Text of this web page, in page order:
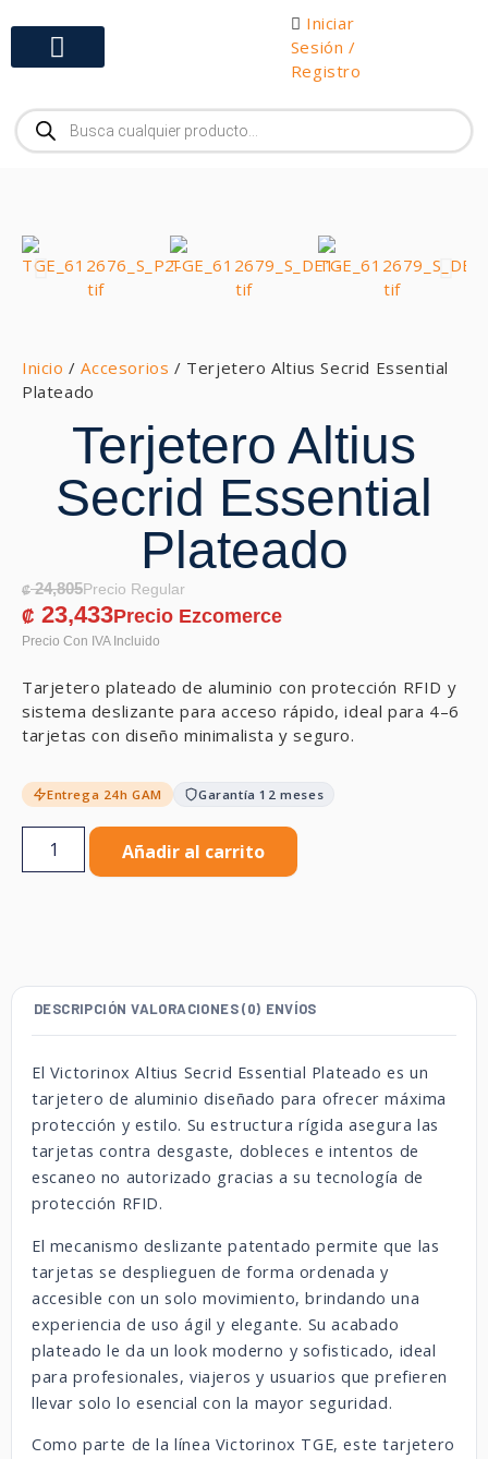
Iniciar
Sesión /
Registro
Inicio /Accesorios / Terjetero Altius Secrid Essential
Plateado
Terjetero Altius
Secrid Essential
Plateado
₡24,805
₡ 23,433
Tarjetero plateado de aluminio con protección RFID y
sistema deslizante para acceso rápido, ideal para 4–6
tarjetas con diseño minimalista y seguro.
Entrega 24h GAM Garantía 12 meses
Añadir al carrito
DESCRIPCIÓN VALORACIONES (0) ENVÍOS
El Victorinox Altius Secrid Essential Plateado es un
tarjetero de aluminio diseñado para ofrecer máxima
protección y estilo. Su estructura rígida asegura las
tarjetas contra desgaste, dobleces e intentos de
escaneo no autorizado gracias a su tecnología de
protección RFID.
El mecanismo deslizante patentado permite que las
tarjetas se desplieguen de forma ordenada y
accesible con un solo movimiento, brindando una
experiencia de uso ágil y elegante. Su acabado
plateado le da un look moderno y sofisticado, ideal
para profesionales, viajeros y usuarios que prefieren
llevar solo lo esencial con la mayor seguridad.
Como parte de la línea Victorinox TGE, este tarjetero